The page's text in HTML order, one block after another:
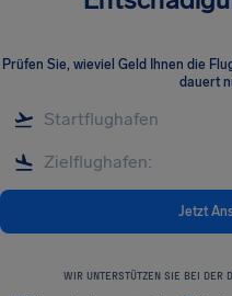
Prüfen Sie, wieviel Geld Ihnen die
dauert
Jetzt
WIR UNTERSTÜTZEN SIE BEI DER